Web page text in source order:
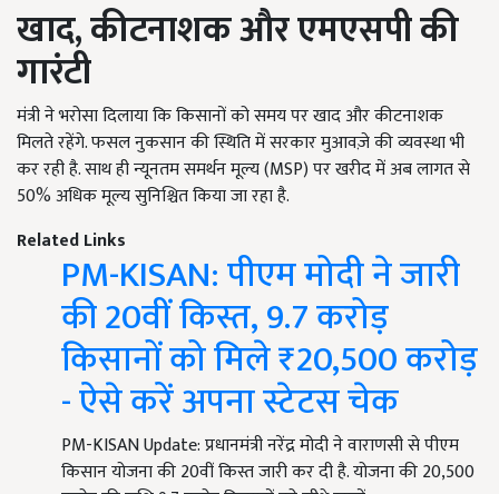
खाद,कीटनाशक और एमएसपी की
गारंटी
मंत्री ने भरोसा दिलाया कि किसानों को समय पर खाद और कीटनाशक
मिलते रहेंगे. फसल नुकसान की स्थिति में सरकार मुआवज़े की व्यवस्था भी
कर रही है. साथ ही न्यूनतम समर्थन मूल्य (MSP) पर खरीद में अब लागत से
50% अधिक मूल्य सुनिश्चित किया जा रहा है.
Related Links
PM-KISAN: पीएम मोदी ने जारी
की 20वीं किस्त, 9.7 करोड़
किसानों को मिले ₹20,500 करोड़
- ऐसे करें अपना स्टेटस चेक
PM-KISAN Update: प्रधानमंत्री नरेंद्र मोदी ने वाराणसी से पीएम
किसान योजना की 20वीं किस्त जारी कर दी है. योजना की 20,500